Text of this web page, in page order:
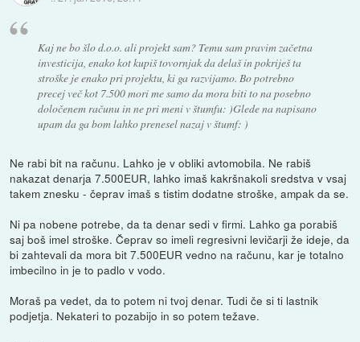
Kaj ne bo šlo d.o.o. ali projekt sam? Temu sam pravim začetna
investicija, enako kot kupiš tovornjak da delaš in pokriješ ta
stroške je enako pri projektu, ki ga razvijamo. Bo potrebno
precej več kot 7.500 mori me samo da mora biti to na posebno
določenem računu in ne pri meni v štumfu: )Glede na napisano
upam da ga bom lahko prenesel nazaj v štumf: )
Ne rabi bit na računu. Lahko je v obliki avtomobila. Ne rabiš
nakazat denarja 7.500EUR, lahko imaš kakršnakoli sredstva v vsaj
takem znesku - čeprav imaš s tistim dodatne stroške, ampak da se.
Ni pa nobene potrebe, da ta denar sedi v firmi. Lahko ga porabiš
saj boš imel stroške. Čeprav so imeli regresivni levičarji že ideje, da
bi zahtevali da mora bit 7.500EUR vedno na računu, kar je totalno
imbecilno in je to padlo v vodo.
Moraš pa vedet, da to potem ni tvoj denar. Tudi če si ti lastnik
podjetja. Nekateri to pozabijo in so potem težave.